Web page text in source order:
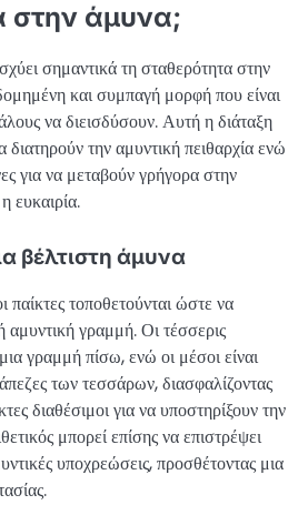
στην άμυνα;
σημαντικά τη σταθερότητα στην
και συμπαγή μορφή που είναι
να διεισδύσουν. Αυτή η διάταξη
διατηρούν την αμυντική πειθαρχία ενώ
για να μεταβούν γρήγορα στην
ευκαιρία.
βέλτιστη άμυνα
τοποθετούνται ώστε να
αμυντική γραμμή. Οι τέσσερις
γραμμή πίσω, ενώ οι μέσοι είναι
των τεσσάρων, διασφαλίζοντας
διαθέσιμοι για να υποστηρίξουν την
μπορεί επίσης να επιστρέψει
υποχρεώσεις, προσθέτοντας μια